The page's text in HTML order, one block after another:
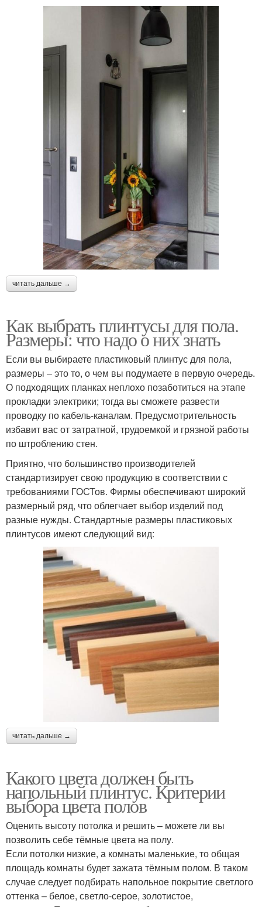
читать дальше →
Как выбрать плинтусы для пола.
Размеры: что надо о них знать
Если вы выбираете пластиковый плинтус для пола,
размеры – это то, о чем вы подумаете в первую очередь.
О подходящих планках неплохо позаботиться на этапе
прокладки электрики; тогда вы сможете развести
проводку по кабель-каналам. Предусмотрительность
избавит вас от затратной, трудоемкой и грязной работы
по штроблению стен.
Приятно, что большинство производителей
стандартизирует свою продукцию в соответствии с
требованиями ГОСТов. Фирмы обеспечивают широкий
размерный ряд, что облегчает выбор изделий под
разные нужды. Стандартные размеры пластиковых
плинтусов имеют следующий вид:
читать дальше →
Какого цвета должен быть
напольный плинтус. Критерии
выбора цвета полов
Оценить высоту потолка и решить – можете ли вы
позволить себе тёмные цвета на полу.
Если потолки низкие, а комнаты маленькие, то общая
площадь комнаты будет зажата тёмным полом. В таком
случае следует подбирать напольное покрытие светлого
оттенка – белое, светло-серое, золотистое,